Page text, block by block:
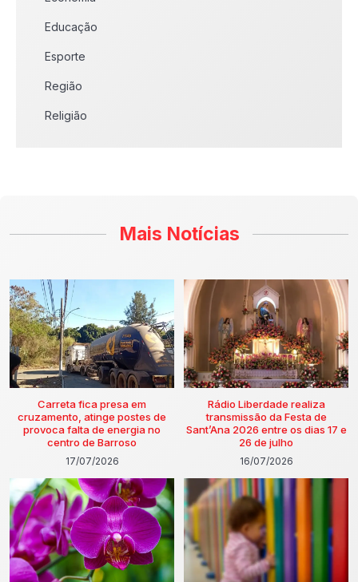
Educação
Esporte
Região
Religião
Mais Notícias
Carreta fica presa em
cruzamento, atinge postes de
provoca falta de energia no
centro de Barroso
17/07/2026
Rádio Liberdade realiza
transmissão da Festa de
Sant’Ana 2026 entre os dias 17 e
26 de julho
16/07/2026